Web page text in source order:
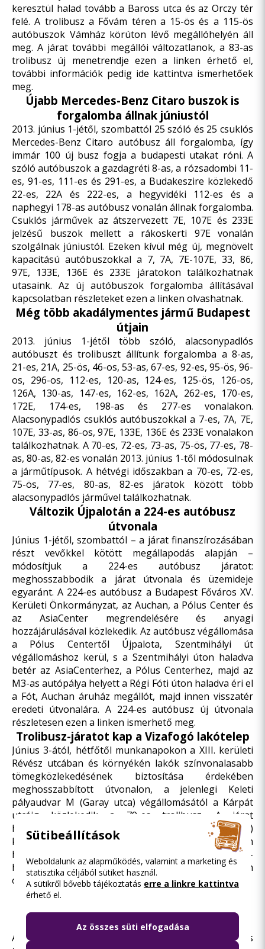
keresztül halad tovább a Baross utca és az Orczy tér
felé. A trolibusz a Fővám téren a 15-ös és a 115-ös
autóbuszok Vámház körúton lévő megállóhelyén áll
meg. A járat további megállói változatlanok, a 83-as
trolibusz új menetrendje ezen a linken érhető el,
további információk pedig ide kattintva ismerhetőek
meg.
Újabb Mercedes-Benz Citaro buszok is
forgalomba állnak júniustól
2013. június 1-jétől, szombattól 25 szóló és 25 csuklós
Mercedes-Benz Citaro autóbusz áll forgalomba, így
immár 100 új busz fogja a budapesti utakat róni. A
szóló autóbuszok a gazdagréti 8-as, a rózsadombi 11-
es, 91-es, 111-es és 291-es, a Budakeszire közlekedő
22-es, 22A és 222-es, a hegyvidéki 112-es és a
naphegyi 178-as autóbusz vonalán állnak forgalomba.
Csuklós járművek az átszervezett 7E, 107E és 233E
jelzésű buszok mellett a rákoskerti 97E vonalán
szolgálnak júniustól. Ezeken kívül még új, megnövelt
kapacitású autóbuszokkal a 7, 7A, 7E-107E, 33, 86,
97E, 133E, 136E és 233E járatokon találkozhatnak
utasaink. Az új autóbuszok forgalomba állításával
kapcsolatban részleteketezen a linken olvashatnak.
Még több akadálymentes jármű Budapest
útjain
2013. június 1-jétől több szóló, alacsonypadlós
autóbuszt és trolibuszt állítunk forgalomba a 8-as,
21-es, 21A, 25-ös, 46-os, 53-as, 67-es, 92-es, 95-ös, 96-
os, 296-os, 112-es, 120-as, 124-es, 125-ös, 126-os,
126A, 130-as, 147-es, 162-es, 162A, 262-es, 170-es,
172E, 174-es, 198-as és 277-es vonalakon.
Alacsonypadlós csuklós autóbuszokkal a 7-es, 7A, 7E,
107E, 33-as, 86-os, 97E, 133E, 136E és 233E vonalakon
találkozhatnak. A 70-es, 72-es, 73-as, 75-ös, 77-es, 78-
as, 80-as, 82-es vonalán 2013. június 1-től módosulnak
a járműtípusok. A hétvégi időszakban a 70-es, 72-es,
75-ös, 77-es, 80-as, 82-es járatok között több
alacsonypadlós járművel találkozhatnak.
Változik Újpalotán a 224-es autóbusz
útvonala
Június 1-jétől, szombattól – a járat finanszírozásában
részt vevőkkel kötött megállapodás alapján –
módosítjuk a 224-es autóbusz járatot:
meghosszabbodik a járat útvonala és üzemideje
egyaránt. A 224-es autóbusz a Budapest Főváros XV.
Kerületi Önkormányzat, az Auchan, a Pólus Center és
az AsiaCenter megrendelésére és anyagi
hozzájárulásával közlekedik. Az autóbusz végállomása
a Pólus Centertől Újpalota, Szentmihályi út
végállomáshoz kerül, s a Szentmihályi úton haladva
betér az AsiaCenterhez, a Pólus Centerhez, majd az
M3-as autópálya helyett a Régi Fóti úton haladva éri el
a Fót, Auchan áruház megállót, majd innen visszatér
eredeti útvonalára. A 224-es autóbusz új útvonala
részletesen ezen a linken ismerhető meg.
Trolibusz-járatot kap a Vizafogó lakótelep
Június 3-ától, hétfőtől munkanapokon a XIII. kerületi
Révész utcában és környékén lakók színvonalasabb
tömegközlekedésének biztosítása érdekében
meghosszabbított útvonalon, a jelenlegi Keleti
pályaudvar M (Garay utca) végállomásától a Kárpát
utcáig közlekedik a 79-es trolibusz. A járat
hétköznapokon továbbra is a megszokott (10 perces)
követési rend szerint jár, azonban a továbbiakban
hétvégi napokon nem közlekedik. Az útvonal-
hosszabbítással kapcsolatban részletekezen a linken
olvashatóak.
Két nappal hamarabb helyreállítjuk az
összehangolt menetrendű 51-es és 52-es
villamosok forgalmát
A tervezettnél két nappal hamarabb, már 2013. június
Sütibeállítások
Weboldalunk az alapműködés, valamint a marketing és
statisztika céljából sütiket használ.
A sütikről bővebb tájékoztatás erre a linkre kattintva
érhető el.
Az összes süti elfogadása